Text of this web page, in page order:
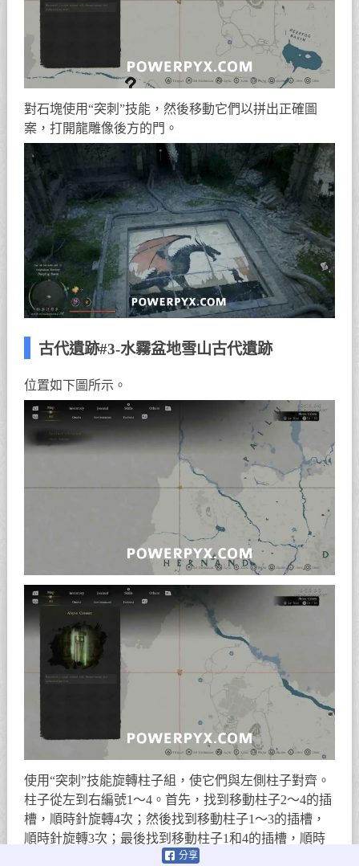
對石塊使用“突刺”技能，然後移動它們以拼出正確圖
案，打開龍雕像後方的門。
古代遺跡#3-水霧盆地雪山古代遺跡
位置如下圖所示。
使用“突刺”技能旋轉柱子組，使它們與左側柱子對齊。
柱子從左到右編號1～4。首先，找到移動柱子2～4的插
槽，順時針旋轉4次；然後找到移動柱子1～3的插槽，
順時針旋轉3次；最後找到移動柱子1和4的插槽，順時
分享